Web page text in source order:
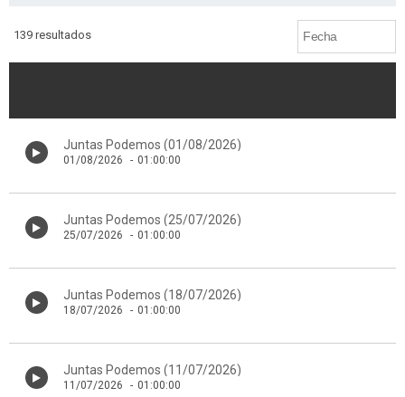
139 resultados
Juntas Podemos (01/08/2026)
01/08/2026 - 01:00:00
Juntas Podemos (25/07/2026)
25/07/2026 - 01:00:00
Juntas Podemos (18/07/2026)
18/07/2026 - 01:00:00
Juntas Podemos (11/07/2026)
11/07/2026 - 01:00:00